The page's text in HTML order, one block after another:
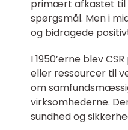
primært afkastet til
spørgsmål. Men i
og bidragede
I 1950’erne blev
eller ressourcer til
om
virksomhederne.
sundhed og